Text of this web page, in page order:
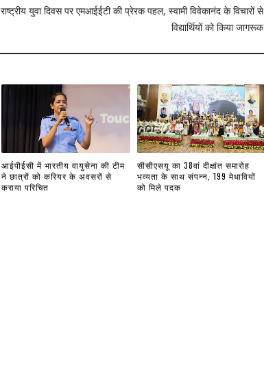
राष्ट्रीय युवा दिवस पर एमआईईटी की प्रेरक पहल, स्वामी विवेकानंद के विचारों से
विद्यार्थियों को किया जागरूक
आईपीईसी में भारतीय वायुसेना की टीम
ने छात्रों को करियर के अवसरों से
कराया परिचित
सीसीएसयू का 38वां दीक्षांत समारोह
भव्यता के साथ संपन्न, 199 मेधावियों
को मिले पदक